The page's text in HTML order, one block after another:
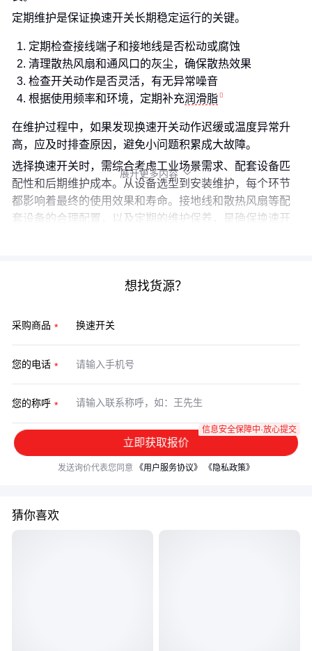
定期维护是保证换速开关长期稳定运行的关键。
定期检查接线端子和接地线是否松动或腐蚀
清理散热风扇和通风口的灰尘，确保散热效果
检查开关动作是否灵活，有无异常噪音
根据使用频率和环境，定期补充润滑脂
在维护过程中，如果发现换速开关动作迟缓或温度异常升
高，应及时排查原因，避免小问题积累成大故障。
选择换速开关时，需综合考虑工业场景需求、配套设备匹
配性和后期维护成本。从设备选型到安装维护，每个环节
都影响着最终的使用效果和寿命。接地线和散热风扇等配
套设备的合理配置，以及定期的维护保养，是确保换速开
展开更多内容 
想找货源？
采购商品
您的电话
您的称呼
立即获取报价
信息安全保障中·放心提交
发送询价代表您同意 《用户服务协议》 《隐私政策》
猜你喜欢